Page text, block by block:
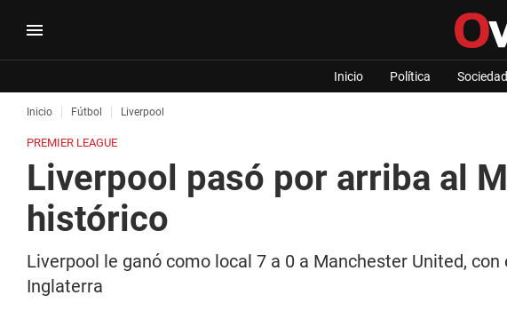
Inicio Política Sociedad
Inicio Fútbol Liverpool
PREMIER LEAGUE
Liverpool pasó por arriba al
histórico
Liverpool le ganó como local 7 a 0 a Manchester United,
Inglaterra